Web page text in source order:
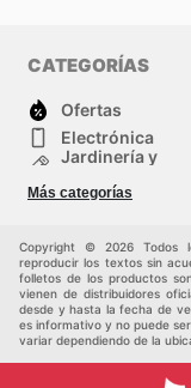
CATEGORÍAS
Ofertas
Electrónica
Jardinería y
Tiendas
departamentales
Otros
Más categorías
Copyright © 2026 Todos
reproducir los textos sin
folletos de los productos
vienen de distribuidores
desde y hasta la fecha de
es informativo y no puede
variar dependiendo de la